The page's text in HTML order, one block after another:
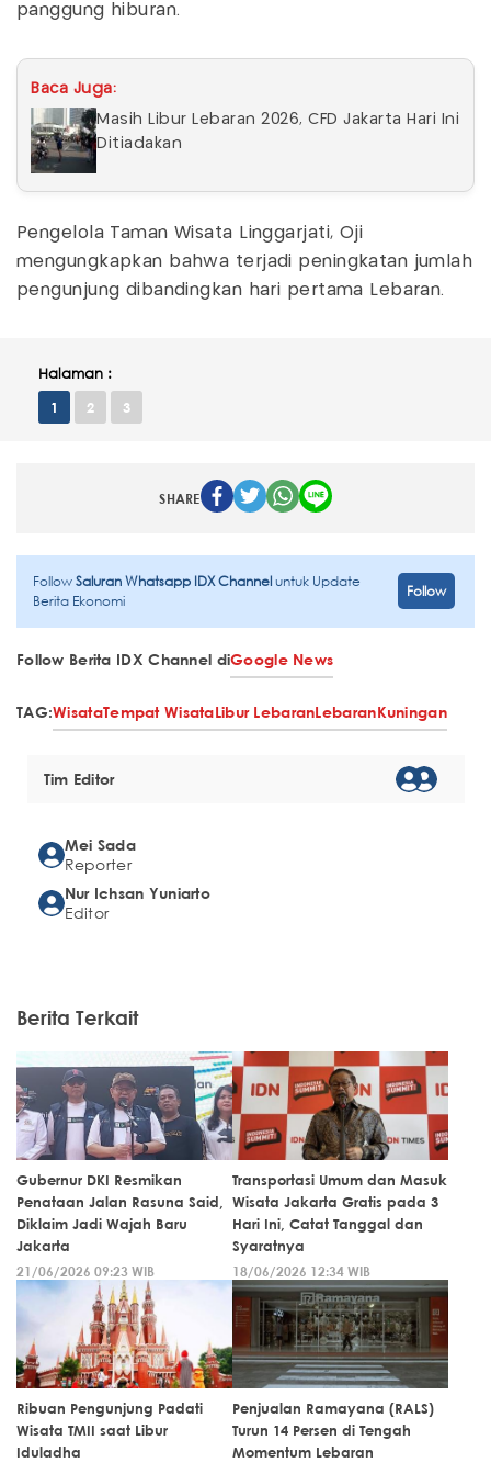
panggung hiburan.
Baca Juga:
Masih Libur Lebaran 2026, CFD Jakarta Hari Ini
Ditiadakan
Pengelola Taman Wisata Linggarjati, Oji
mengungkapkan bahwa terjadi peningkatan jumlah
pengunjung dibandingkan hari pertama Lebaran.
Halaman :
1 2 3
SHARE
FollowSaluran Whatsapp IDX Channeluntuk Update
Berita Ekonomi
Follow
Follow Berita IDX Channel diGoogle News
TAG:WisataTempat WisataLibur LebaranLebaranKuningan
Tim Editor
Mei Sada
Reporter
Nur Ichsan Yuniarto
Editor
Berita Terkait
Gubernur DKI Resmikan
Penataan Jalan Rasuna Said,
Diklaim Jadi Wajah Baru
Jakarta
21/06/2026 09:23 WIB
Transportasi Umum dan Masuk
Wisata Jakarta Gratis pada 3
Hari Ini, Catat Tanggal dan
Syaratnya
18/06/2026 12:34 WIB
Ribuan Pengunjung Padati
Wisata TMII saat Libur
Iduladha
Penjualan Ramayana (RALS)
Turun 14 Persen di Tengah
Momentum Lebaran